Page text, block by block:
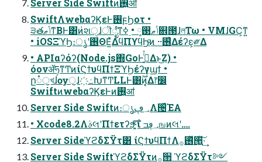
SwiftΛwebαʔϏεͰ࢖͏ϝϦοτ •
੩తݴޠͳΒͰ͸ͷ҆શੑɺॊೈͳݴޠ࢓༷ • ࣮ߦ଎౓ɺলΤω • VMɺGC͕ͳ͍
• iOSΞϓϦ։ൃʹ࢖ΘΕ͍ͯΔϥΠϒϥϦ͕ͦͷ ··࢖͑Δέʔε͕༗Δ
• APIαʔόʔ(Node.js΍GoͰ࡞͍ͬͯΔͱ͜Ζ) •
όονॲཧͳͲͷίϚϯυϥΠϯΞϓϦέʔγϣϯ •
ը૾ॖখɺѹॖɺ҉߸ԽͳͲLLͰ͸࣌ؒͷ͔͔Δ෦෼
SwiftͷwebαʔϏεͰͷ࢖͍ॴ
Server Side Swiftͷ։ൃ؀ڥΛ੔͑ͯΈΑ͏
• Xcode8.2ΛࣄલʹΠϯετʔϧ͓͖ͯ͠·͠ΐ͏ ؀ڥߏஙͷલʹ….
Server SideϓϩδΣΫτ͸ ίϚϯυϥΠϯΛ࢖ͬͯ࡞੒͍͖ͯ͠·͢
Server Side SwiftϓϩδΣΫτͷ࡞੒ ϓϩδΣΫτ༻